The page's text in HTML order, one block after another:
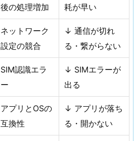
後の処理増加
耗が早い
ネットワーク
設定の競合
↓ 通信が切れ
る・繋がらない
SIM認識エラ
ー
↓ SIMエラーが
出る
アプリとOSの
互換性
↓ アプリが落ち
る・開かない